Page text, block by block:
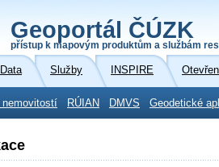
Geoportál ČÚZK
přístup k mapovým produktům a službám
Data Služby INSPIRE
nemovitostí RÚIAN DMVS Geodetické